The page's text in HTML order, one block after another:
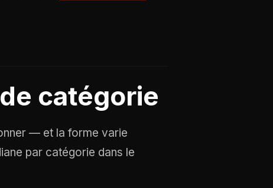
catégorie
— et la forme varie
par catégorie dans le